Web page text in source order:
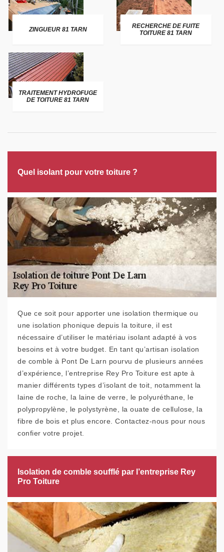
ZINGUEUR 81 TARN
RECHERCHE DE FUITE
TOITURE 81 TARN
TRAITEMENT HYDROFUGE
DE TOITURE 81 TARN
Quel isolant pour votre toiture ?
Que ce soit pour apporter une isolation thermique ou
une isolation phonique depuis la toiture, il est
nécessaire d’utiliser le matériau isolant adapté à vos
besoins et à votre budget. En tant qu’artisan isolation
de comble à Pont De Larn pourvu de plusieurs années
d’expérience, l’entreprise Rey Pro Toiture est apte à
manier différents types d’isolant de toit, notamment la
laine de roche, la laine de verre, le polyuréthane, le
polypropylène, le polystyrène, la ouate de cellulose, la
fibre de bois et plus encore. Contactez-nous pour nous
confier votre projet.
Isolation de comble soufflé par l’entreprise Rey
Pro Toiture